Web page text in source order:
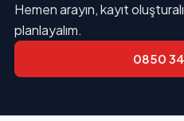
Hemen arayın, kayıt
planlayalım.
0850